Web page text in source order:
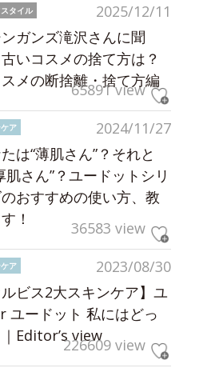
2025/12/11
タイル
ガンズ滝沢さんに聞
いコスメの捨て方は？
スメの断捨離・捨て方編
65891 view
2024/11/27
ア
は“薄肌さん”？それと
肌さん”？ユードットシリ
おすすめの使い方、教
！
36583 view
2023/08/30
ア
ルビス2大スキンケア】ユ
ユードット 私にはどっ
Editor’s view226609 view